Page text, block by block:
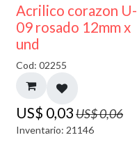
50% DESCUENTO
Acrilico corazon U-
09 rosado 12mm x
und
Cod: 02255
US$ 0,03US$0,06
Inventario: 21146